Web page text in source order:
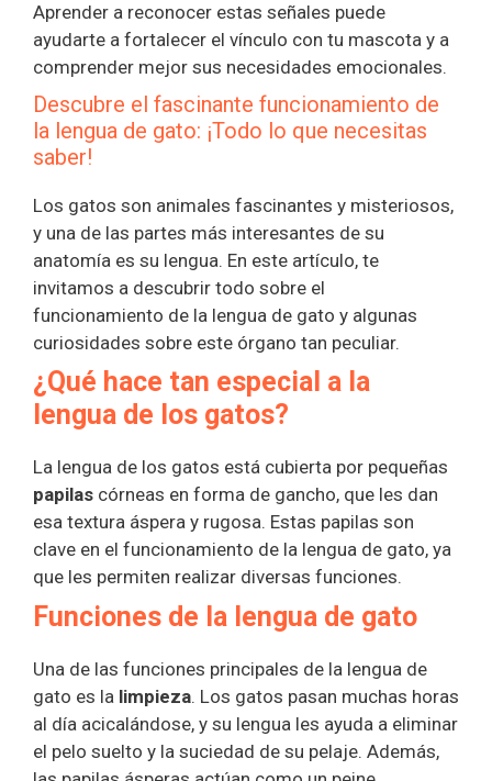
Aprender a reconocer estas señales puede
ayudarte a fortalecer el vínculo con tu mascota y a
comprender mejor sus necesidades emocionales.
Descubre el fascinante funcionamiento de
la lengua de gato: ¡Todo lo que necesitas
saber!
Los gatos son animales fascinantes y misteriosos,
y una de las partes más interesantes de su
anatomía es su lengua. En este artículo, te
invitamos a descubrir todo sobre el
funcionamiento de la lengua de gato y algunas
curiosidades sobre este órgano tan peculiar.
¿Qué hace tan especial a la
lengua de los gatos?
La lengua de los gatos está cubierta por pequeñas
papilas córneas en forma de gancho, que les dan
esa textura áspera y rugosa. Estas papilas son
clave en el funcionamiento de la lengua de gato, ya
que les permiten realizar diversas funciones.
Funciones de la lengua de gato
Una de las funciones principales de la lengua de
gato es la limpieza. Los gatos pasan muchas horas
al día acicalándose, y su lengua les ayuda a eliminar
el pelo suelto y la suciedad de su pelaje. Además,